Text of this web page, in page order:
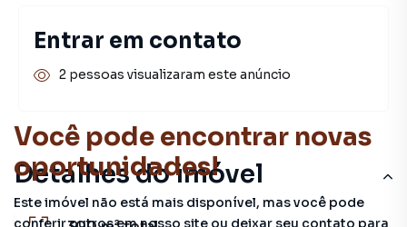
Você pode encontrar novas
oportunidades!
Este imóvel não está mais disponível, mas você pode
conferir outros em nosso site ou deixar seu contato para
Detalhes do imóvel
Entrar em contato
2 pessoas visualizaram este anúncio